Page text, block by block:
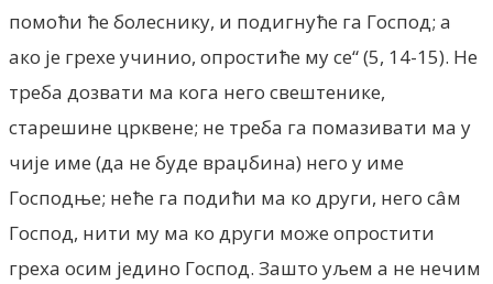
помоћи ће болеснику, и подигнуће га Господ; а
ако је грехе учинио, опростиће му се“ (5, 14-15). Не
треба дозвати ма кога него свештенике,
старешине црквене; не треба га помазивати ма у
чије име (да не буде враџбина) него у име
Господње; неће га подићи ма ко други, него сâм
Господ, нити му ма ко други може опростити
греха осим једино Господ. Зашто уљем а не нечим